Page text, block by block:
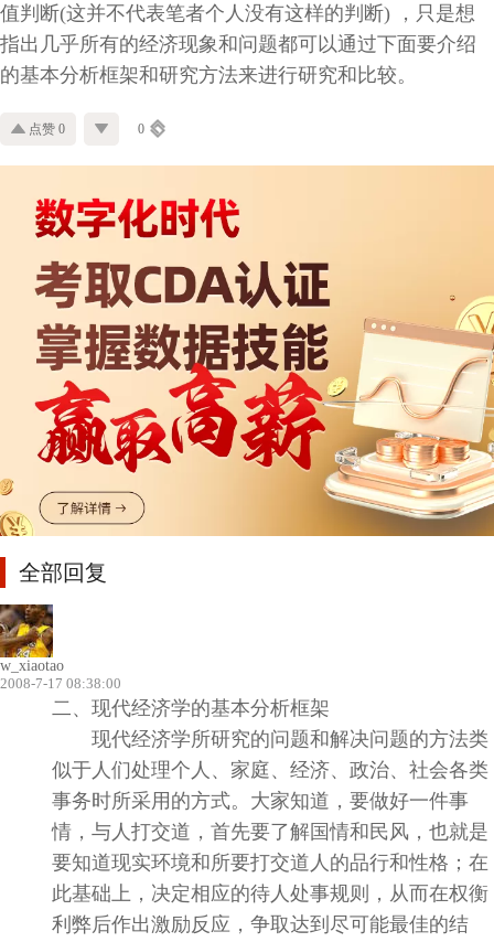
值判断(这并不代表笔者个人没有这样的判断) ，只是想
指出几乎所有的经济现象和问题都可以通过下面要介绍
的基本分析框架和研究方法来进行研究和比较。
点赞 0 0
全部回复
w_xiaotao
2008-7-17 08:38:00
二、现代经济学的基本分析框架
现代经济学所研究的问题和解决问题的方法类
似于人们处理个人、家庭、经济、政治、社会各类
事务时所采用的方式。大家知道，要做好一件事
情，与人打交道，首先要了解国情和民风，也就是
要知道现实环境和所要打交道人的品行和性格；在
此基础上，决定相应的待人处事规则，从而在权衡
利弊后作出激励反应，争取达到尽可能最佳的结